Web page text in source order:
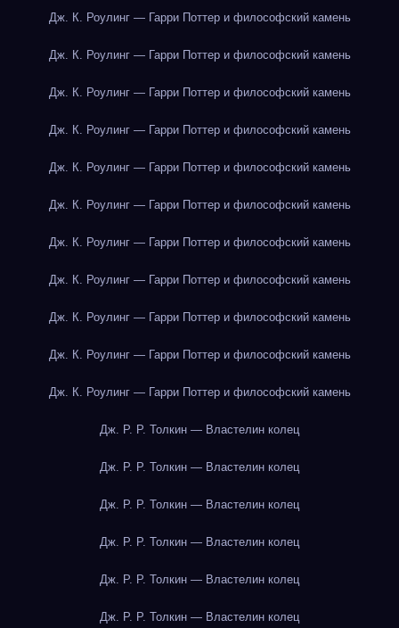
Дж. К. Роулинг — Гарри Поттер и философский камень
Дж. К. Роулинг — Гарри Поттер и философский камень
Дж. К. Роулинг — Гарри Поттер и философский камень
Дж. К. Роулинг — Гарри Поттер и философский камень
Дж. К. Роулинг — Гарри Поттер и философский камень
Дж. К. Роулинг — Гарри Поттер и философский камень
Дж. К. Роулинг — Гарри Поттер и философский камень
Дж. К. Роулинг — Гарри Поттер и философский камень
Дж. К. Роулинг — Гарри Поттер и философский камень
Дж. К. Роулинг — Гарри Поттер и философский камень
Дж. К. Роулинг — Гарри Поттер и философский камень
Дж. Р. Р. Толкин — Властелин колец
Дж. Р. Р. Толкин — Властелин колец
Дж. Р. Р. Толкин — Властелин колец
Дж. Р. Р. Толкин — Властелин колец
Дж. Р. Р. Толкин — Властелин колец
Дж. Р. Р. Толкин — Властелин колец